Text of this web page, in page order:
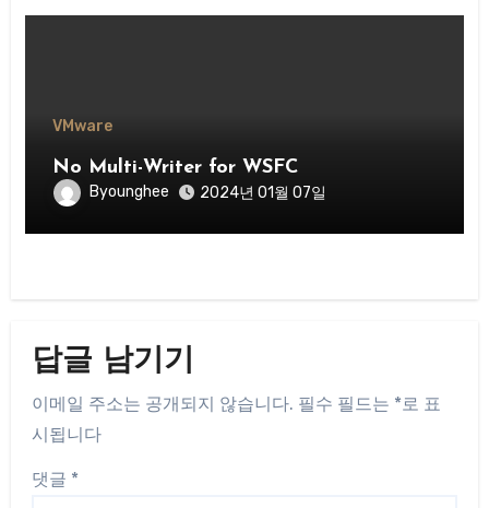
VMware
No Multi-Writer for WSFC
Byounghee 2024년 01월 07일
답글 남기기
이메일 주소는 공개되지 않습니다. 필수 필드는 *로 표
시됩니다
댓글 *